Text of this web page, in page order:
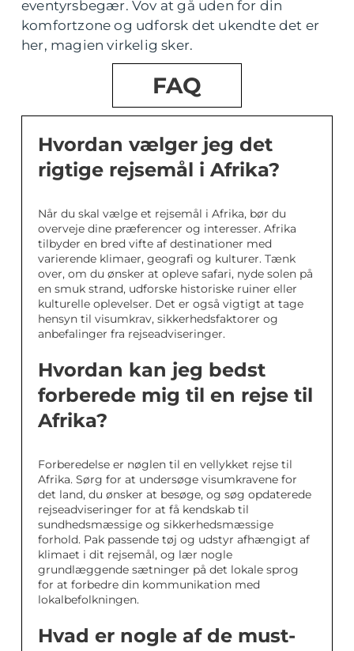
eventyrsbegær. Vov at gå uden for din
komfortzone og udforsk det ukendte det er
her, magien virkelig sker.
FAQ
Hvordan vælger jeg det
rigtige rejsemål i Afrika?
Når du skal vælge et rejsemål i Afrika, bør du
overveje dine præferencer og interesser. Afrika
tilbyder en bred vifte af destinationer med
varierende klimaer, geografi og kulturer. Tænk
over, om du ønsker at opleve safari, nyde solen på
en smuk strand, udforske historiske ruiner eller
kulturelle oplevelser. Det er også vigtigt at tage
hensyn til visumkrav, sikkerhedsfaktorer og
anbefalinger fra rejseadviseringer.
Hvordan kan jeg bedst
forberede mig til en rejse til
Afrika?
Forberedelse er nøglen til en vellykket rejse til
Afrika. Sørg for at undersøge visumkravene for
det land, du ønsker at besøge, og søg opdaterede
rejseadviseringer for at få kendskab til
sundhedsmæssige og sikkerhedsmæssige
forhold. Pak passende tøj og udstyr afhængigt af
klimaet i dit rejsemål, og lær nogle
grundlæggende sætninger på det lokale sprog
for at forbedre din kommunikation med
lokalbefolkningen.
Hvad er nogle af de must-